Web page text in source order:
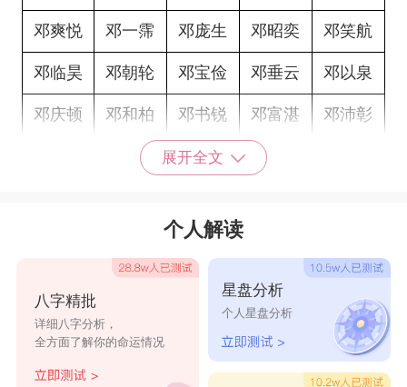
邓爽悦 邓一霈 邓庞生 邓昭奕 邓笑航
邓临昊 邓朝轮 邓宝俭 邓垂云 邓以泉
邓庆顿 邓和柏 邓书锐 邓富湛 邓沛彰
邓泳炀 邓律辰 邓毅曦
邓洛淋
展开全文
个人解读
八字精批
详细八字分析，
全方面了解你的命运情况
星盘分析
个人星盘分析